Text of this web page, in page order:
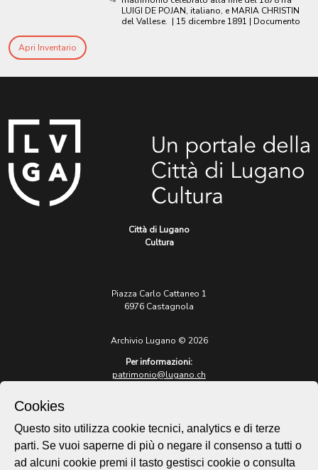
LUIGI DE POJAN, italiano, e MARIA CHRISTIN
del Vallese. | 15 dicembre 1891 | Documento
Apri Inventario
Città di Lugano
Cultura
Piazza Carlo Cattaneo 1
6976 Castagnola
Archivio Lugano © 2026
Per informazioni:
patrimonio@lugano.ch
lugano.ch
Cookie policy
Cookies
Questo sito utilizza cookie tecnici, analytics e di terze
parti. Se vuoi saperne di più o negare il consenso a tutti o
ad alcuni cookie premi il tasto gestisci cookie o consulta